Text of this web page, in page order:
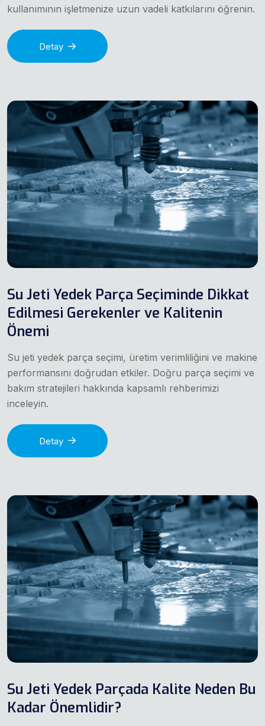
kullanımının işletmenize uzun vadeli katkılarını öğrenin.
Detay
Su Jeti Yedek Parça Seçiminde Dikkat
Edilmesi Gerekenler ve Kalitenin
Önemi
Su jeti yedek parça seçimi, üretim verimliliğini ve makine
performansını doğrudan etkiler. Doğru parça seçimi ve
bakım stratejileri hakkında kapsamlı rehberimizi
inceleyin.
Detay
Su Jeti Yedek Parçada Kalite Neden Bu
Kadar Önemlidir?